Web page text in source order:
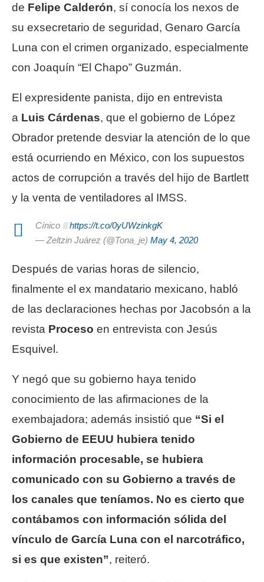
de Felipe Calderón, sí conocía los nexos de
su exsecretario de seguridad, Genaro García
Luna con el crimen organizado, especialmente
con Joaquín “El Chapo” Guzmán.
El expresidente panista, dijo en entrevista
a Luis Cárdenas, que el gobierno de López
Obrador pretende desviar la atención de lo que
está ocurriendo en México, con los supuestos
actos de corrupción a través del hijo de Bartlett
y la venta de ventiladores al IMSS.
Cínico ❕❕https://t.co/0yUWzinkgK
— Zeltzin Juárez (@Tona_je) May 4, 2020
Después de varias horas de silencio,
finalmente el ex mandatario mexicano, habló
de las declaraciones hechas por Jacobsón a la
revista Proceso en entrevista con Jesús
Esquivel.
Y negó que su gobierno haya tenido
conocimiento de las afirmaciones de la
exembajadora; además insistió que “Si el
Gobierno de EEUU hubiera tenido
información procesable, se hubiera
comunicado con su Gobierno a través de
los canales que teníamos. No es cierto que
contábamos con información sólida del
vínculo de García Luna con el narcotráfico,
si es que existen”, reiteró.